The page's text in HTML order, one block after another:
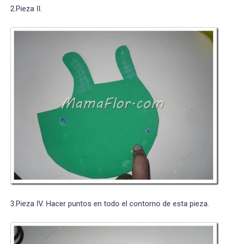
2.Pieza II.
3.Pieza IV. Hacer puntos en todo el contorno de esta pieza.